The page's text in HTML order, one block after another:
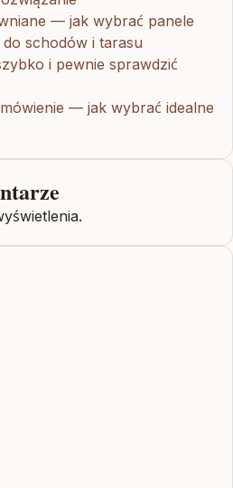
— jak wybrać panele
schodów i tarasu
i pewnie sprawdzić
— jak wybrać idealne